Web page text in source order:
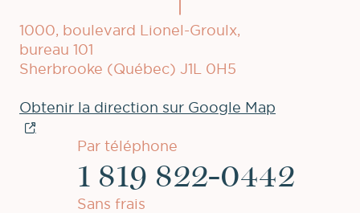
1000, boulevard Lionel-Groulx,
bureau 101
Sherbrooke (Québec) J1L 0H5
Obtenir la direction sur Google Map
Par téléphone
1 819 822-0442
Sans frais